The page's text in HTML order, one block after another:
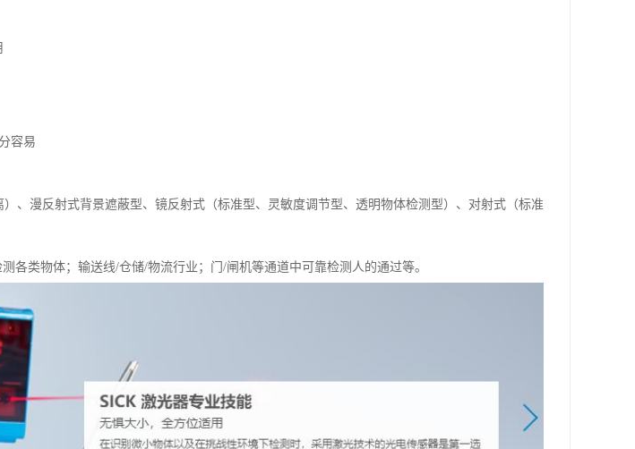
容易
、漫反射式背景遮蔽型、镜反射式（标准型、灵敏度调节型、透明物体检测型）、对射式（标准
各类物体；输送线/仓储/物流行业；门/闸机等通道中可靠检测人的通过等。